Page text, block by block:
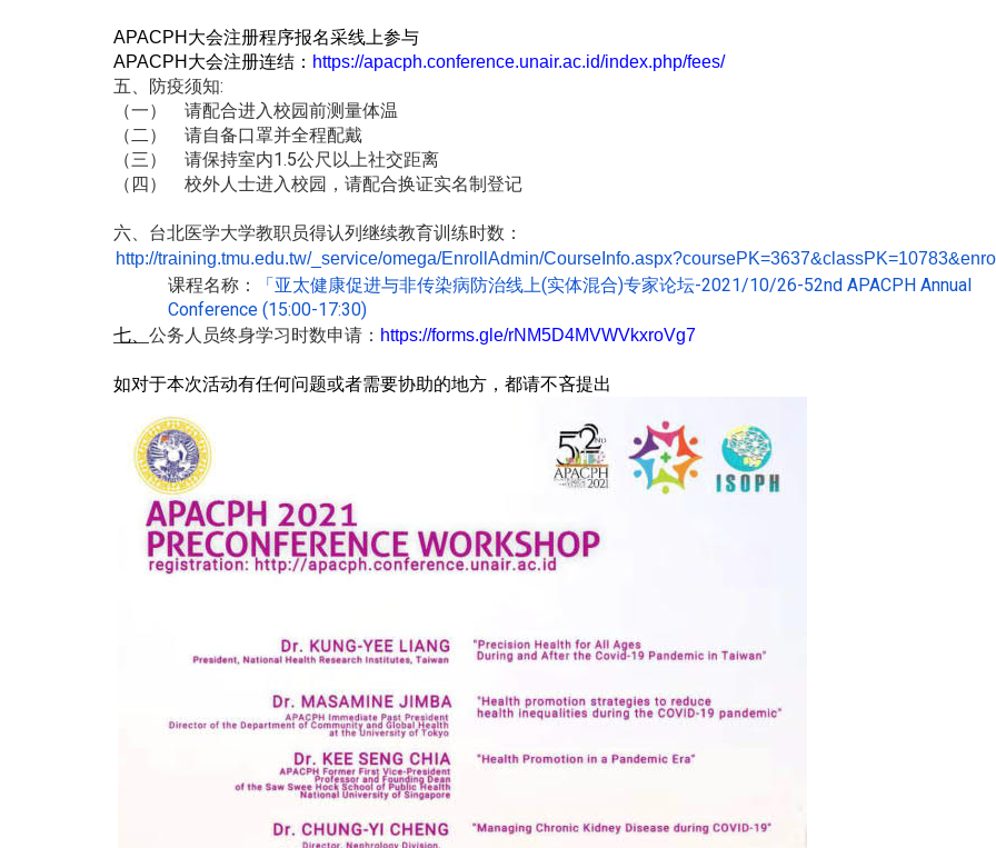
APACPH 大会注册程序报名采线上参与
APACPH 大会注册连结： https://apacph.conference.unair.ac.id/index.php/fees/
五、 防疫须知:
（一） 请配合进入校园前测量体温
（二） 请自备口罩并全程配戴
（三） 请保持室内1.5公尺以上社交距离
（四） 校外人士进入校园，请配合换证实名制登记
六、 台北医学大学教职员得认列继续教育训练时数：
http://training.tmu.edu.tw/_ service/omega/EnrollAdmin/CourseInfo.aspx?coursePK=3637&
课程名称：
「亚太健康促进与非传染病防治线上(实体混合)专家论坛-2021/10/26-52nd APACPH Annual
Conference (15:00-17:30)
七、 公务人员终身学习时数申请： https://forms.gle/rNM5D4MVWVkxroVg7
如对于本次活动有任何问题或者需要协助的地方，都请不吝提出